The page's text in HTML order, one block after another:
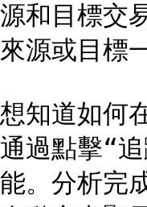
和目標交
源或目標
知道如何
過點擊“
。分析完